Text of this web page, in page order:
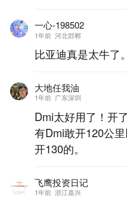
一心-198502
1年前 河北邯郸
比亚迪真是太牛了。
大地任我油
1年前 广东深圳
Dmi太好用了！开
有Dmi敢开120公
开130的。
飞鹰投资日记
1年前 浙江嘉兴